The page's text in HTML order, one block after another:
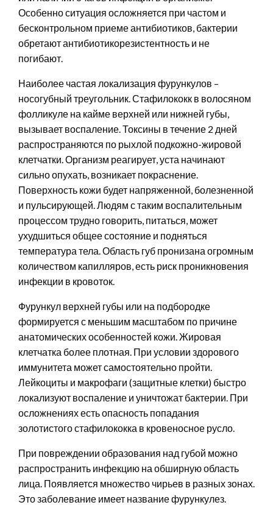
Особенно ситуация осложняется при частом и
бесконтрольном приеме антибиотиков, бактерии
обретают антибиотикорезистентность и не
погибают.
Наиболее частая локализация фурункулов –
носогубный треугольник. Стафилококк в волосяном
фолликуле на кайме верхней или нижней губы,
вызывает воспаление. Токсины в течение 2 дней
распространяются по рыхлой подкожно-жировой
клетчатки. Организм реагирует, уста начинают
сильно опухать, возникает покраснение.
Поверхность кожи будет напряженной, болезненной
и пульсирующей. Людям с таким воспалительным
процессом трудно говорить, питаться, может
ухудшиться общее состояние и подняться
температура тела. Область губ пронизана огромным
количеством капилляров, есть риск проникновения
инфекции в кровоток.
Фурункул верхней губы или на подбородке
формируется с меньшим масштабом по причине
анатомических особенностей кожи. Жировая
клетчатка более плотная. При условии здорового
иммунитета может самостоятельно пройти.
Лейкоциты и макрофаги (защитные клетки) быстро
локализуют воспаление и уничтожат бактерии. При
осложнениях есть опасность попадания
золотистого стафилококка в кровеносное русло.
При повреждении образования над губой можно
распространить инфекцию на обширную область
лица. Появляется множество чирьев в разных зонах.
Это заболевание имеет название фурункулез.